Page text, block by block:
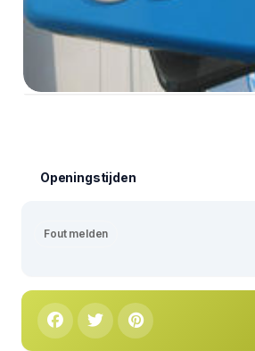
Openingstijden
Fout melden